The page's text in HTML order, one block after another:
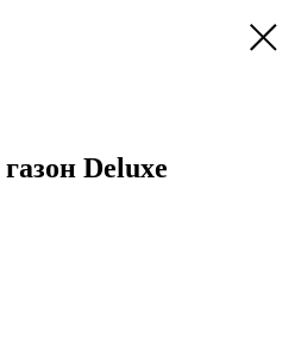
Deluxe